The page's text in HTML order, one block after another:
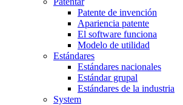
Patente de invención
Apariencia patente
El software funciona
Modelo de utilidad
Estándares
Estándares nacionales
Estándar grupal
Estándares de la industria
System